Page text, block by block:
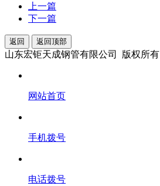
上一篇
下一篇
返回 返回顶部
山东宏钜天成钢管有限公司 版权所有
网站首页
手机拨号
电话拨号